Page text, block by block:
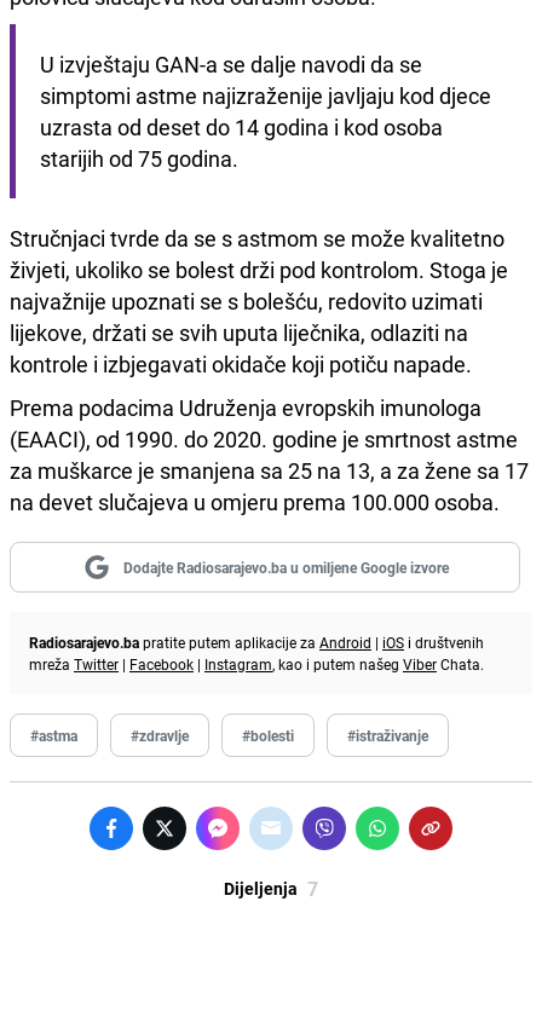
U izvještaju GAN-a se dalje navodi da se
simptomi astme najizraženije javljaju kod djece
uzrasta od deset do 14 godina i kod osoba
starijih od 75 godina.
Stručnjaci tvrde da se s astmom se može kvalitetno
živjeti, ukoliko se bolest drži pod kontrolom. Stoga je
najvažnije upoznati se s bolešću, redovito uzimati
lijekove, držati se svih uputa liječnika, odlaziti na
kontrole i izbjegavati okidače koji potiču napade.
Prema podacima Udruženja evropskih imunologa
(EAACI), od 1990. do 2020. godine je smrtnost astme
za muškarce je smanjena sa 25 na 13, a za žene sa 17
na devet slučajeva u omjeru prema 100.000 osoba.
Dodajte Radiosarajevo.ba u omiljene Google izvore
Radiosarajevo.bapratite putem aplikacije za Android | iOS i društvenih
mreža Twitter | Facebook | Instagram, kao i putem našeg ViberChata.
#astma #zdravlje #bolesti #istraživanje
Dijeljenja 7